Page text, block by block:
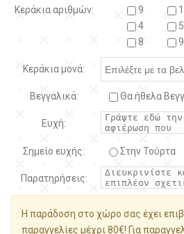
Κεράκια αριθμών:
9
1
4
5
8
9
Κεράκια μονά:
Βεγγαλικά: Θα ήθελα
Ευχή:
Σημείο ευχής: Στην Τούρτα
Παρατηρήσεις:
Η παράδοση στο χώρο σας έχει
παραγγελίες μέχρι 80€! Για